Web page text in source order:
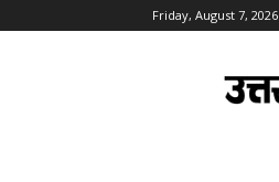
Friday, August 7, 2026